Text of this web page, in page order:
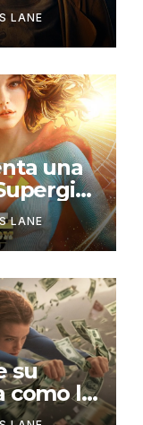
LANE
una
LANE
su
como la